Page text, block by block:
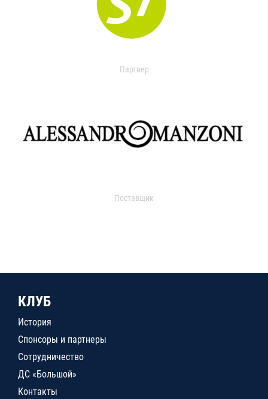
Партнер
Поставщик
КЛУБ
История
Спонсоры и партнеры
Сотрудничество
ДС «Большой»
Контакты